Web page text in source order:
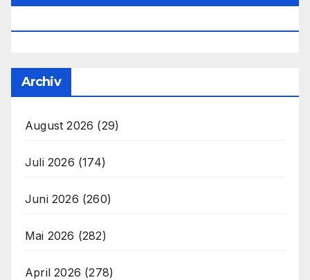
Archiv
August 2026 (29)
Juli 2026 (174)
Juni 2026 (260)
Mai 2026 (282)
April 2026 (278)